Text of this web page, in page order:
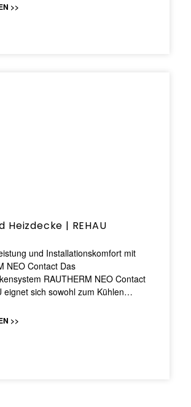
>>
Heizdecke | REHAU
und Installationskomfort mit
NEO Contact Das
RAUTHERM NEO Contact
eignet sich sowohl zum Kühlen…
>>